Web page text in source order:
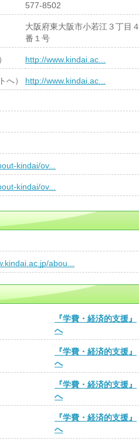
577-8502
大阪府東大阪市小若江３丁目４
番１号
http://www.kindai.ac...
へ） http://www.kindai.ac...
kindai/ov...
kindai/ov...
abou...
『学費・経済的支援』
へ
『学費・経済的支援』
へ
『学費・経済的支援』
へ
『学費・経済的支援』
へ